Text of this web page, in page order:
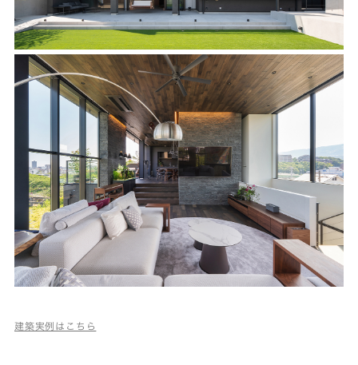
建築実例はこちら